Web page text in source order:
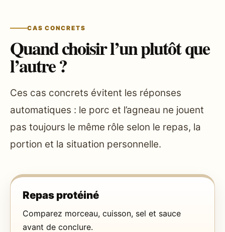
CAS CONCRETS
Quand choisir l’un plutôt que
l’autre ?
Ces cas concrets évitent les réponses
automatiques : le porc et l’agneau ne jouent
pas toujours le même rôle selon le repas, la
portion et la situation personnelle.
Repas protéiné
Comparez morceau, cuisson, sel et sauce
avant de conclure.